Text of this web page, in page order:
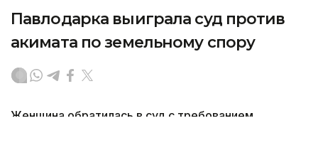
Павлодарка выиграла суд против
акимата по земельному спору
Женщина обратилась в суд с требованием